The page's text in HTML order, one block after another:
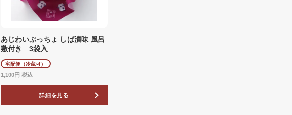
あじわいぷっちょ しば漬味 風呂
敷付き 3袋入
宅配便（冷蔵可）
1,100 税込
詳細を見る